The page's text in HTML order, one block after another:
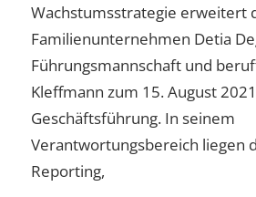
Wachstumsstrategie erweitert
Familienunternehmen Detia
Führungsmannschaft und
Kleffmann zum 15. August
Geschäftsführung. In seinem
Verantwortungsbereich liegen
Reporting,